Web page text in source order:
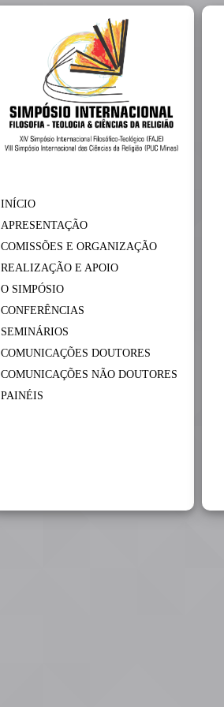
INÍCIO
APRESENTAÇÃO
COMISSÕES E ORGANIZAÇÃO
REALIZAÇÃO E APOIO
O SIMPÓSIO
CONFERÊNCIAS
SEMINÁRIOS
COMUNICAÇÕES DOUTORES
COMUNICAÇÕES NÃO DOUTORES
PAINÉIS